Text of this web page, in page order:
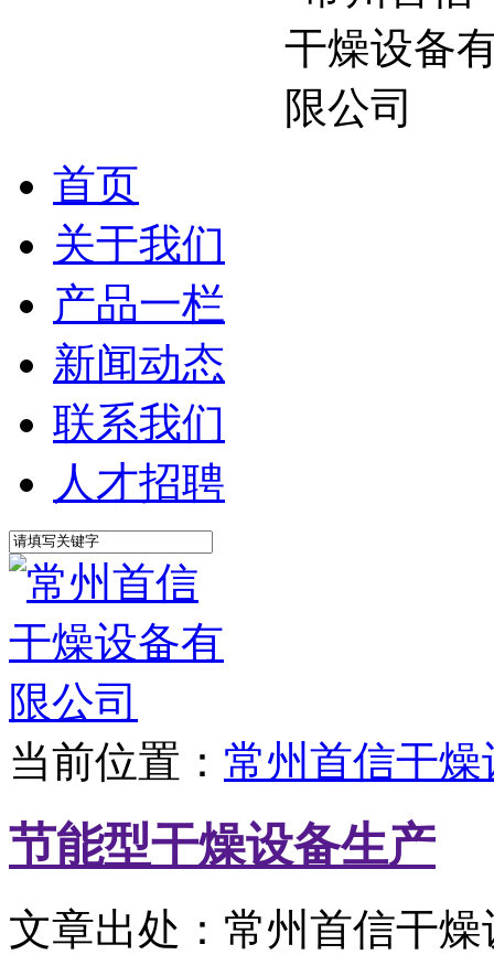
首页
关于我们
产品一栏
新闻动态
联系我们
人才招聘
当前位置： 常州首信干
节能型干燥设备生产
文章出处：常州首信干